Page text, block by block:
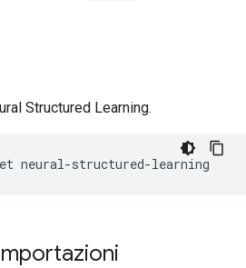
Structured Learning.
neural-structured-learning